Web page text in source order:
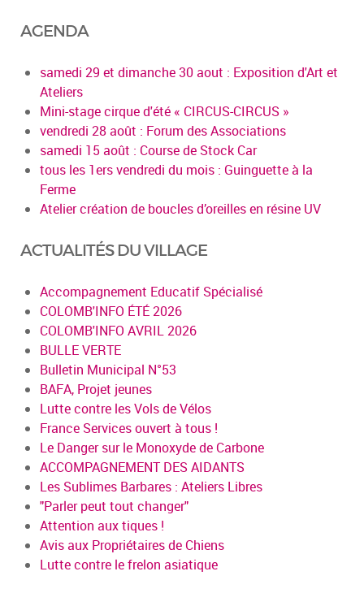
AGENDA
samedi 29 et dimanche 30 aout : Exposition d'Art et
Ateliers
Mini-stage cirque d'été « CIRCUS-CIRCUS »
vendredi 28 août : Forum des Associations
samedi 15 août : Course de Stock Car
tous les 1ers vendredi du mois : Guinguette à la
Ferme
Atelier création de boucles d’oreilles en résine UV
ACTUALITÉS DU VILLAGE
Accompagnement Educatif Spécialisé
COLOMB'INFO ÉTÉ 2026
COLOMB'INFO AVRIL 2026
BULLE VERTE
Bulletin Municipal N°53
BAFA, Projet jeunes
Lutte contre les Vols de Vélos
France Services ouvert à tous !
Le Danger sur le Monoxyde de Carbone
ACCOMPAGNEMENT DES AIDANTS
Les Sublimes Barbares : Ateliers Libres
"Parler peut tout changer"
Attention aux tiques !
Avis aux Propriétaires de Chiens
Lutte contre le frelon asiatique